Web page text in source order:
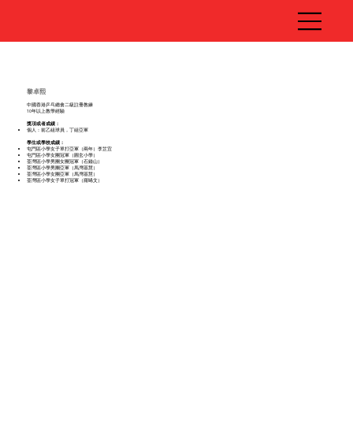
黎卓熙
中國香港乒乓總會二級註冊教練
10年以上教學經驗
獎項或者成績：
個人：前乙組球員，丁組亞軍
學生或學校成績：
屯門區小學女子單打亞軍（兩年）李芷宜
屯門區小學女團冠軍（圓玄小學）
荃灣區小學男團女團冠軍（石鐘山）
荃灣區小學男團亞軍（馬灣基慧）
荃灣區小學女團亞軍（馬灣基慧）
荃灣區小學女子單打冠軍（羅晞文）